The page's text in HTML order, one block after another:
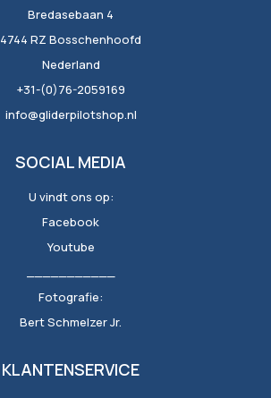
Bredasebaan 4
4744 RZ Bosschenhoofd
Nederland
+31-(0)76-2059169
info@gliderpilotshop.nl
SOCIAL MEDIA
U vindt ons op:
Facebook
Youtube
Fotografie:
Bert Schmelzer Jr.
KLANTENSERVICE